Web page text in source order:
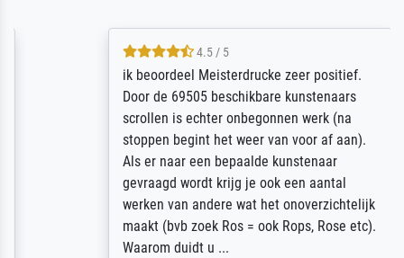
4.5 / 5
ik beoordeel Meisterdrucke zeer positief.
Door de 69505 beschikbare kunstenaars
scrollen is echter onbegonnen werk (na
stoppen begint het weer van voor af aan).
Als er naar een bepaalde kunstenaar
gevraagd wordt krijg je ook een aantal
werken van andere wat het onoverzichtelijk
maakt (bvb zoek Ros = ook Rops, Rose etc).
Waarom duidt u ...